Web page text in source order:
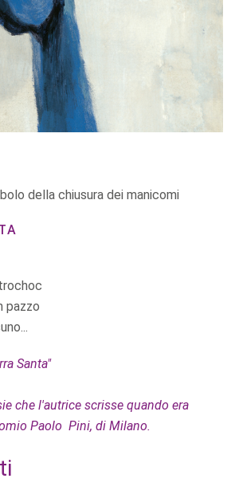
della chiusura dei manicomi
pazzo
Santa"
che l'autrice scrisse quando era
Paolo Pini, di Milano.